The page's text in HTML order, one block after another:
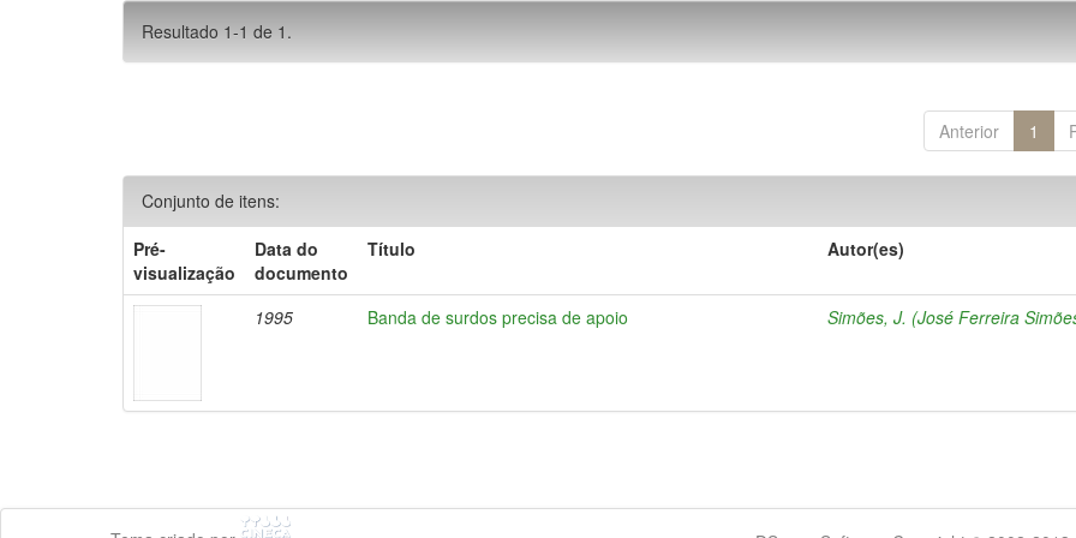
Resultado 1-1 de 1.
Anterior 1
Conjunto de itens:
Pré-
visualização
Data do
documento
Título Autor(es)
1995 Banda de surdos precisa de apoio Simões, J. (José Ferreira